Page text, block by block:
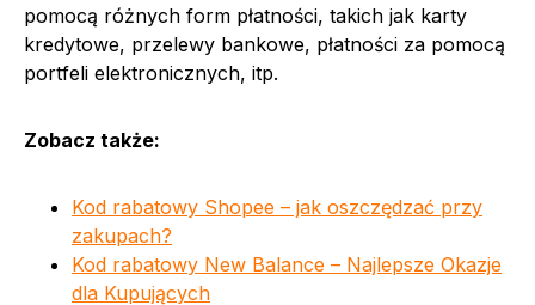
pomocą różnych form płatności, takich jak karty
kredytowe, przelewy bankowe, płatności za pomocą
portfeli elektronicznych, itp.
Zobacz także:
Kod rabatowy Shopee – jak oszczędzać przy
zakupach?
Kod rabatowy New Balance – Najlepsze Okazje
dla Kupujących